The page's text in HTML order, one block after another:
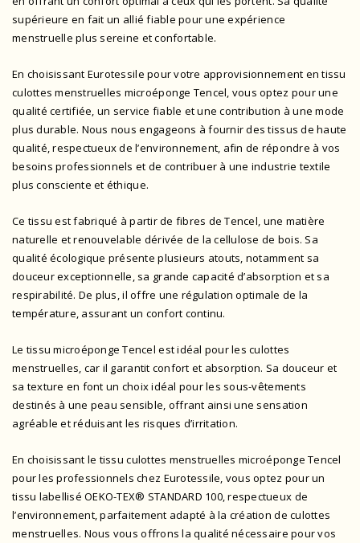
supérieure en fait un allié fiable pour une expérience
menstruelle plus sereine et confortable.
En choisissant Eurotessile pour votre approvisionnement en tissu
culottes menstruelles microéponge Tencel, vous optez pour une
qualité certifiée, un service fiable et une contribution à une mode
plus durable. Nous nous engageons à fournir des tissus de haute
qualité, respectueux de l’environnement, afin de répondre à vos
besoins professionnels et de contribuer à une industrie textile
plus consciente et éthique.
Ce tissu est fabriqué à partir de fibres de Tencel, une matière
naturelle et renouvelable dérivée de la cellulose de bois. Sa
qualité écologique présente plusieurs atouts, notamment sa
douceur exceptionnelle, sa grande capacité d’absorption et sa
respirabilité. De plus, il offre une régulation optimale de la
température, assurant un confort continu.
Le tissu microéponge Tencel est idéal pour les culottes
menstruelles, car il garantit confort et absorption. Sa douceur et
sa texture en font un choix idéal pour les sous-vêtements
destinés à une peau sensible, offrant ainsi une sensation
agréable et réduisant les risques d’irritation.
En choisissant le tissu culottes menstruelles microéponge Tencel
pour les professionnels chez Eurotessile, vous optez pour un
tissu labellisé OEKO-TEX® STANDARD 100, respectueux de
l’environnement, parfaitement adapté à la création de culottes
menstruelles. Nous vous offrons la qualité nécessaire pour vos